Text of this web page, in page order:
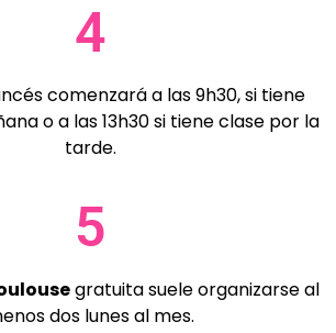
4
comenzará a las 9h30, si tiene
o a las 13h30 si tiene clase por la
tarde.
5
gratuita suele organizarse al
dos lunes al mes.